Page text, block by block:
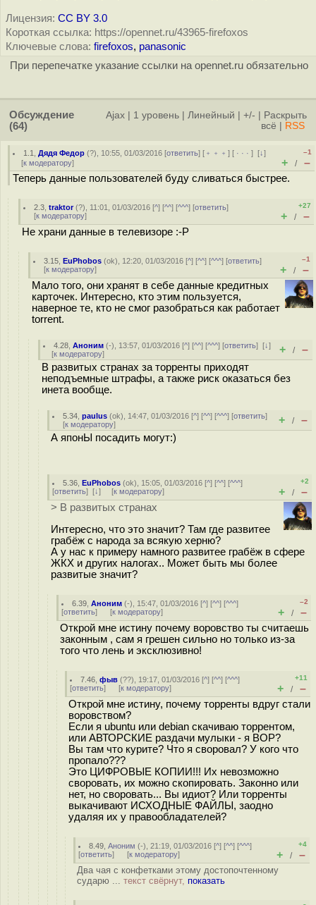
Лицензия: CC BY 3.0
Короткая ссылка: https://opennet.ru/43965-firefoxos
Ключевые слова: firefoxos, panasonic
При перепечатке указание ссылки на opennet.ru обязательно
Обсуждение
(64)
Ajax 1 уровень Линейный +/-
Раскрыть
всё
RSS
1.1 ,Дядя Федор (?), 10:55, 01/03/2016 [ответить] [ ﹢﹢﹢] [ · · ·][↓]
[к модератору]
–1
+ / –
Теперь данные пользователей буду сливаться быстрее.
2.3 ,traktor(?), 11:01, 01/03/2016 [^] [^^] [^^^] [ответить]
[к модератору]
+27
+ / –
Не храни данные в телевизоре :-P
3.15 ,EuPhobos (ok), 12:20, 01/03/2016 [^] [^^] [^^^] [ответить]
[к модератору]
–1
+ / –
Мало того, они хранят в себе данные кредитных
карточек. Интересно, кто этим пользуется,
наверное те, кто не смог разобраться как работает
torrent.
4.28 ,Аноним (-), 13:57, 01/03/2016 [^] [^^] [^^^] [ответить][↓]
[к модератору] + / –
В развитых странах за торренты приходят
неподъемные штрафы, а также риск оказаться без
инета вообще.
5.34 ,paulus (ok), 14:47, 01/03/2016 [^] [^^] [^^^] [ответить]
[к модератору] + / –
А японЫ посадить могут:)
5.36 ,EuPhobos (ok), 15:05, 01/03/2016 [^] [^^] [^^^]
[ответить] [↓] [к модератору]
+2
+ / –
> В развитых странах
Интересно, что это значит? Там где развитее
грабёж с народа за всякую херню?
А у нас к примеру намного развитее грабёж в сфере
ЖКХ и других налогах.. Может быть мы более
развитые значит?
6.39 ,Аноним (-), 15:47, 01/03/2016 [^] [^^] [^^^]
[ответить] [к модератору]
–2
+ / –
Открой мне истину почему воровство ты считаешь
законным , сам я грешен сильно но только из-за
того что лень и эксклюзивно!
7.46 ,фыв (??), 19:17, 01/03/2016 [^] [^^] [^^^]
[ответить] [к модератору]
+11
+ / –
Открой мне истину, почему торренты вдруг стали
воровством?
Если я ubuntu или debian скачиваю торрентом,
или АВТОРСКИЕ раздачи мулыки - я ВОР?
Вы там что курите? Что я своровал? У кого что
пропало???
Это ЦИФРОВЫЕ КОПИИ!!! Их невозможно
своровать, их можно скопировать. Законно или
нет, но своровать... Вы идиот? Или торренты
выкачивают ИСХОДНЫЕ ФАЙЛЫ, заодно
удаляя их у правообладателей?
8.49 ,Аноним (-), 21:19, 01/03/2016 [^] [^^] [^^^]
[ответить] [к модератору]
+4
+ / –
Два чая с конфетками этому достопочтенному
сударю ... текст свёрнут, показать